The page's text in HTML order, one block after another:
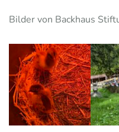
Bilder von Backhaus